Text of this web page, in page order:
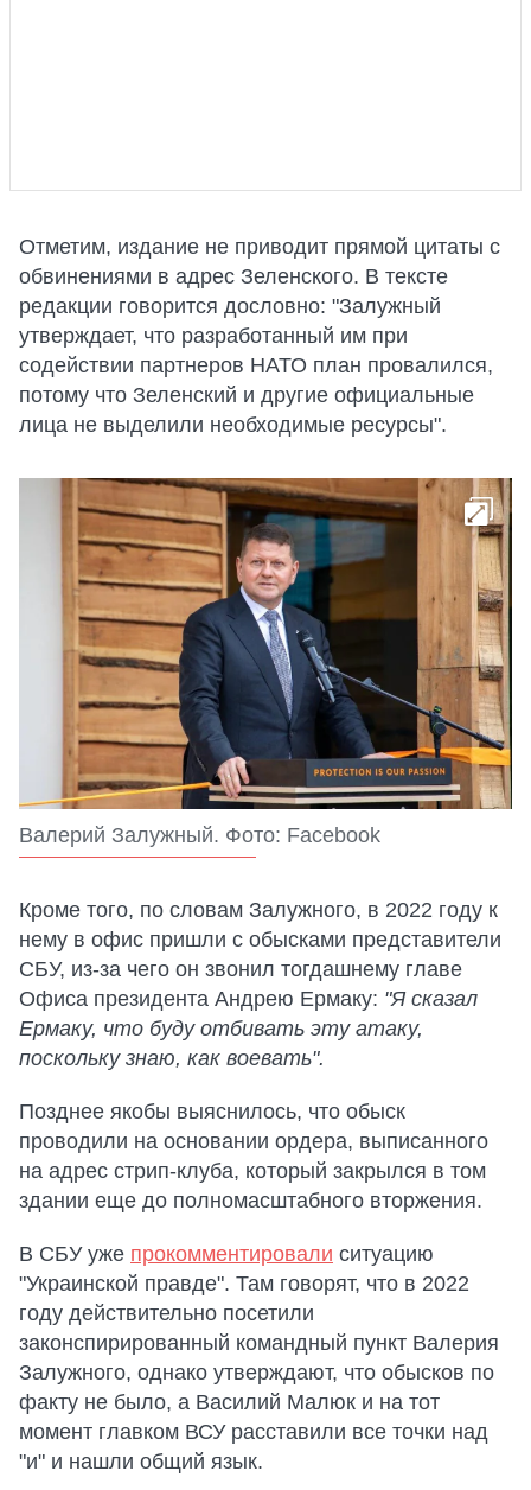
Отметим, издание не приводит прямой цитаты с
обвинениями в адрес Зеленского. В тексте
редакции говорится дословно: "Залужный
утверждает, что разработанный им при
содействии партнеров НАТО план провалился,
потому что Зеленский и другие официальные
лица не выделили необходимые ресурсы".
Валерий Залужный. Фото: Facebook
Кроме того, по словам Залужного, в 2022 году к
нему в офис пришли с обысками представители
СБУ, из-за чего он звонил тогдашнему главе
Офиса президента Андрею Ермаку: "Я сказал
Ермаку, что буду отбивать эту атаку,
поскольку знаю, как воевать".
Позднее якобы выяснилось, что обыск
проводили на основании ордера, выписанного
на адрес стрип-клуба, который закрылся в том
здании еще до полномасштабного вторжения.
В СБУ уже прокомментировали ситуацию
"Украинской правде". Там говорят, что в 2022
году действительно посетили
законспирированный командный пункт Валерия
Залужного, однако утверждают, что обысков по
факту не было, а Василий Малюк и на тот
момент главком ВСУ расставили все точки над
"и" и нашли общий язык.